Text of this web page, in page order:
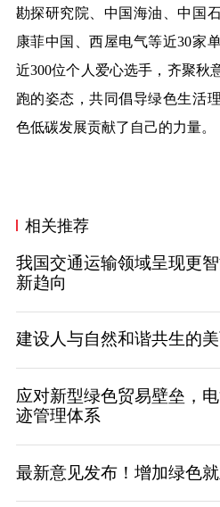
勘探研究院、中国海油、中国
康菲中国、西屋电气等近30家
近300位个人爱心选手，齐聚秋
跑的姿态，共同倡导绿色生活
色低碳发展贡献了自己的力量。
相关推荐
我国交通运输领域呈现更
新趋向
建设人与自然和谐共生的
应对新型绿色贸易壁垒，
迹管理体系
最新意见发布！增加绿色